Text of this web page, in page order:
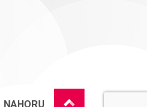
NAHORU